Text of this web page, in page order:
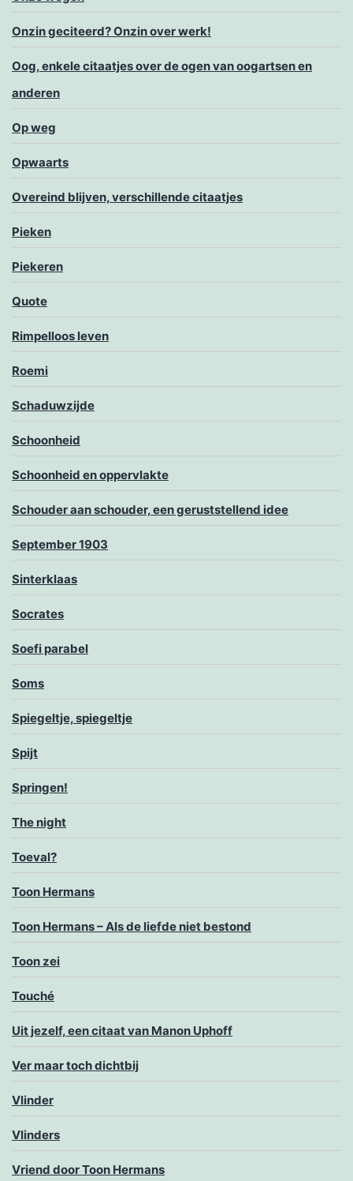
Onzin geciteerd? Onzin over werk!
Oog, enkele citaatjes over de ogen van oogartsen en
anderen
Op weg
Opwaarts
Overeind blijven, verschillende citaatjes
Pieken
Piekeren
Quote
Rimpelloos leven
Roemi
Schaduwzijde
Schoonheid
Schoonheid en oppervlakte
Schouder aan schouder, een geruststellend idee
September 1903
Sinterklaas
Socrates
Soefi parabel
Soms
Spiegeltje, spiegeltje
Spijt
Springen!
The night
Toeval?
Toon Hermans
Toon Hermans – Als de liefde niet bestond
Toon zei
Touché
Uit jezelf, een citaat van Manon Uphoff
Ver maar toch dichtbij
Vlinder
Vlinders
Vriend door Toon Hermans